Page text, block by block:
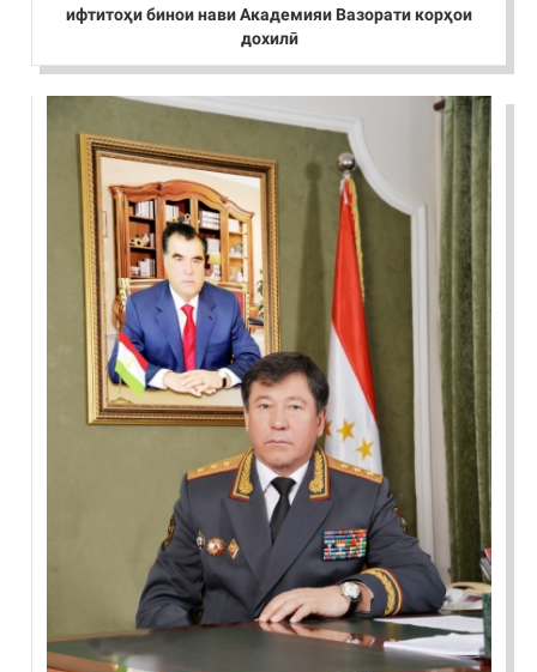
ифтитоҳи бинои нави Академияи Вазорати корҳои
дохилӣ